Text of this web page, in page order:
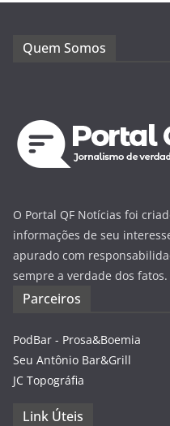
Quem Somos
O Portal QF Notícias foi
informações de seu
apurado com
sempre a verdade dos fatos.
Parceiros
PodBar - Prosa&Boemia
Seu Antônio Bar&Grill
JC Topográfia
Link Úteis